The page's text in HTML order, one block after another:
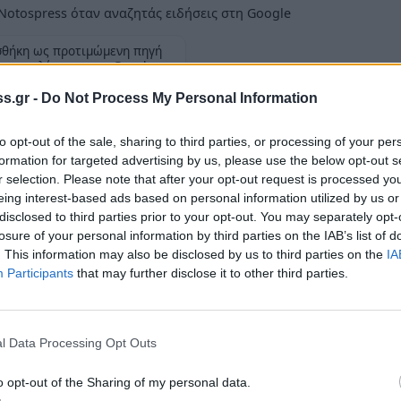
- Do Not Process My Personal Information
opt-out of the sale, sharing to third parties, or processing of your
for targeted advertising by us, please use the below opt-out
selection. Please note that after your opt-out request is processed
interest-based ads based on personal information utilized by us
to third parties prior to your opt-out. You may separately
of your personal information by third parties on the IAB’s list of
This information may also be disclosed by us to third parties on the
Participants that may further disclose it to other third parties.
Data Processing Opt Outs
opt-out of the Sharing of my personal data.
όταν αναζητάς ειδήσεις στη Google
ως προτιμώμενη πηγή
αποτελέσματα της Google
λαβών αφορμή δήλωσε τα εξής:
σε πείσμα των καιρών σε πείσμα και
τους ελπίζοντας ότι δεν θα
όλες τις αθλιότητες, διασπέρνωντας
πάλι θα κερδίσουμε!!! Γιατί έχουμε μάθει να
να εκτιμούμε. Σε εκείνους που θέλουν να
- με δέσμευση του λόγου μου - να τους
στο ρόλο των δοσίλογων και γελοίων.
που τους ταιριάζει…»